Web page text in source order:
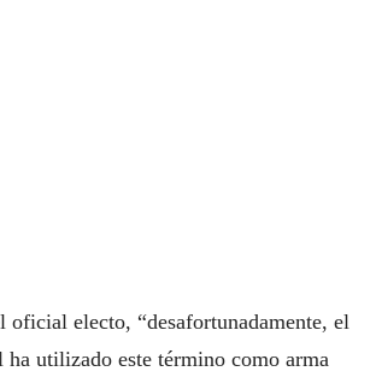
oficial electo, “desafortunadamente, el
ha utilizado este término como arma